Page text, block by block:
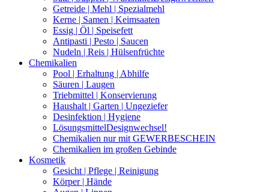
Getreide | Mehl | Spezialmehl
Kerne | Samen | Keimsaaten
Essig | Öl | Speisefett
Antipasti | Pesto | Saucen
Nudeln | Reis | Hülsenfrüchte
Chemikalien
Pool | Erhaltung | Abhilfe
Säuren | Laugen
Triebmittel | Konservierung
Haushalt | Garten | Ungeziefer
Desinfektion | Hygiene
LösungsmittelDesignwechsel!
Chemikalien nur mit GEWERBESCHEIN
Chemikalien im großen Gebinde
Kosmetik
Gesicht | Pflege | Reinigung
Körper | Hände